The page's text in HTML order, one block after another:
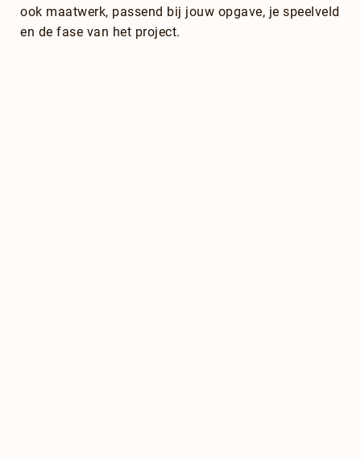
ook maatwerk, passend bij jouw opgave, je speelveld
en de fase van het project.